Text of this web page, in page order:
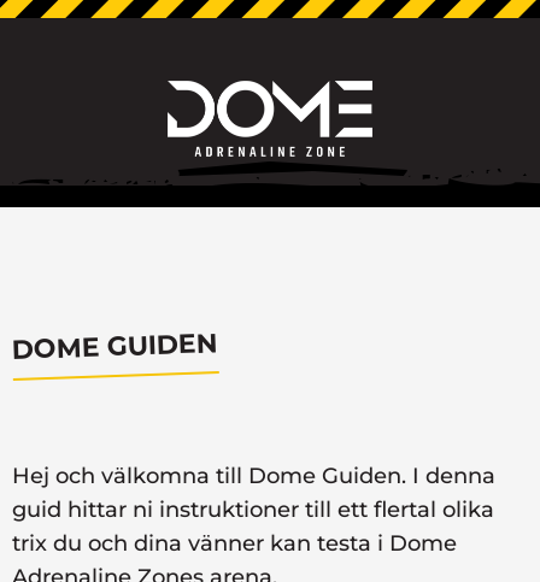
DOME GUIDEN
Hej och välkomna till Dome Guiden. I denna
guid hittar ni instruktioner till ett flertal olika
trix du och dina vänner kan testa i Dome